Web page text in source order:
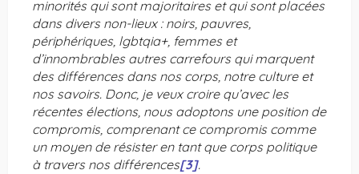
minorités qui sont majoritaires et qui sont placées
dans divers non-lieux : noirs, pauvres,
périphériques, lgbtqia+, femmes et
d’innombrables autres carrefours qui marquent
des différences dans nos corps, notre culture et
nos savoirs. Donc, je veux croire qu’avec les
récentes élections, nous adoptons une position de
compromis, comprenant ce compromis comme
un moyen de résister en tant que corps politique
à travers nos différences[3].